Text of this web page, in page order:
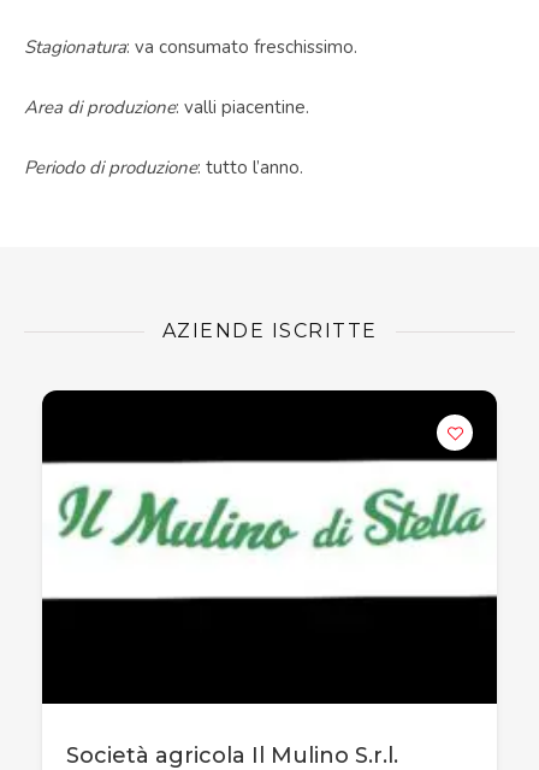
Stagionatura: va consumato freschissimo.
Area di produzione: valli piacentine.
Periodo di produzione: tutto l’anno.
AZIENDE ISCRITTE
Società agricola Il Mulino S.r.l.